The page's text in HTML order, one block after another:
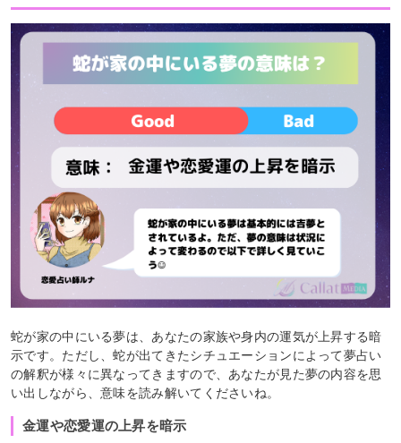
蛇が家の中にいる夢は、あなたの家族や身内の運気が上昇する暗
示です。ただし、蛇が出てきたシチュエーションによって夢占い
の解釈が様々に異なってきますので、あなたが見た夢の内容を思
い出しながら、意味を読み解いてくださいね。
金運や恋愛運の上昇を暗示